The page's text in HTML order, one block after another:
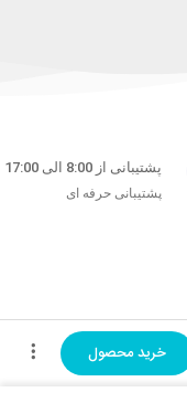
خرید محصول
پشتیبانی از 8:00 الی 17:00
پشتیبانی حرفه ای
متداول